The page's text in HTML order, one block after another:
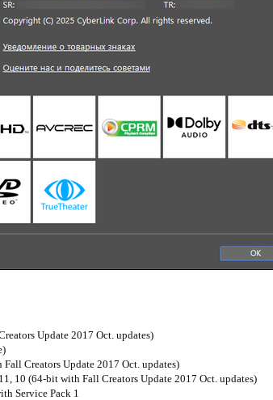
Update 2017 Oct. updates)
Creators Update 2017 Oct. updates)
10 (64-bit with Fall Creators Update 2017 Oct. updates)
Service Pack 1